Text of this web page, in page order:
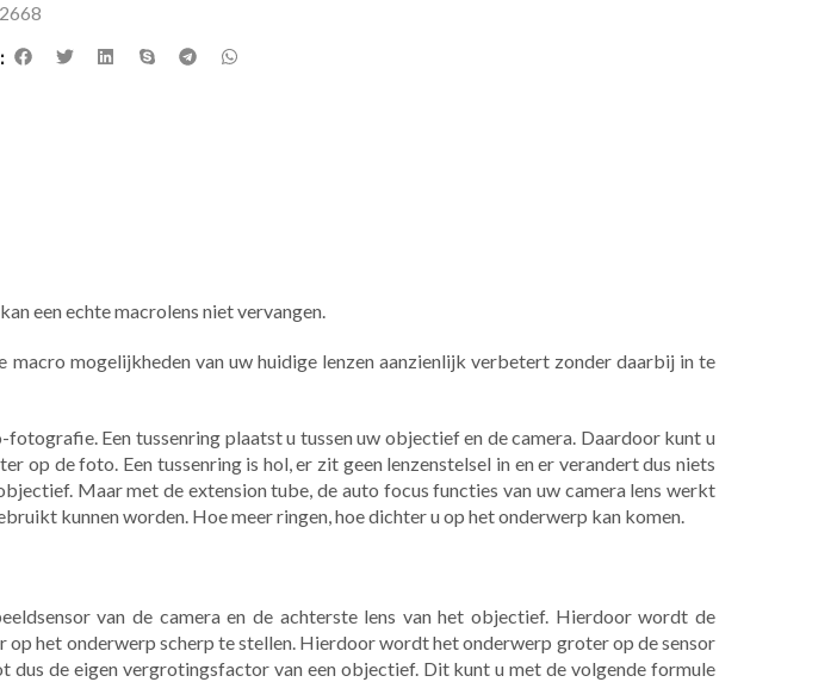
2668
een echte macrolens niet vervangen.
mogelijkheden van uw huidige lenzen aanzienlijk verbetert zonder daarbij in te
Een tussenring plaatst u tussen uw objectief en de camera. Daardoor kunt u
de foto. Een tussenring is hol, er zit geen lenzenstelsel in en er verandert dus niets
Maar met de extension tube, de auto focus functies van uw camera lens werkt
kunnen worden. Hoe meer ringen, hoe dichter u op het onderwerp kan komen.
van de camera en de achterste lens van het objectief. Hierdoor wordt de
het onderwerp scherp te stellen. Hierdoor wordt het onderwerp groter op de sensor
dus de eigen vergrotingsfactor van een objectief. Dit kunt u met de volgende formule